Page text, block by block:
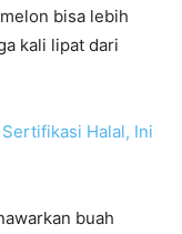
bisa lebih
kali lipat dari
Halal, Ini
buah